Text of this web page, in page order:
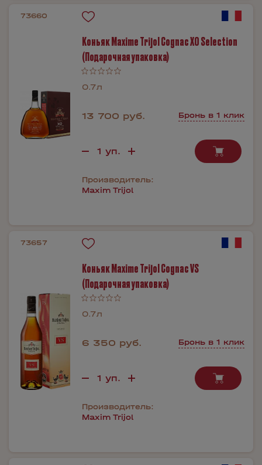
73660
Коньяк Maxime Trijol Cognac XO Selection
(Подарочная упаковка)
0.7л
13 700 руб. Бронь в 1 клик
Производитель:
Maxim Trijol
73657
Коньяк Maxime Trijol Cognac VS
(Подарочная упаковка)
0.7л
6 350 руб. Бронь в 1 клик
Производитель:
Maxim Trijol